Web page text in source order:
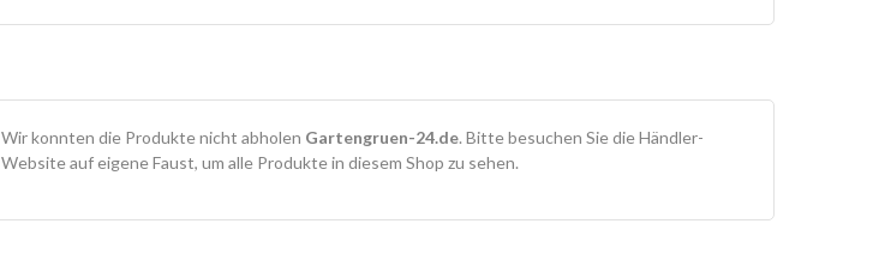
Wir konnten die Produkte nicht abholen Gartengruen-24.de. Bitte besuchen Sie die Händler-
Website auf eigene Faust, um alle Produkte in diesem Shop zu sehen.